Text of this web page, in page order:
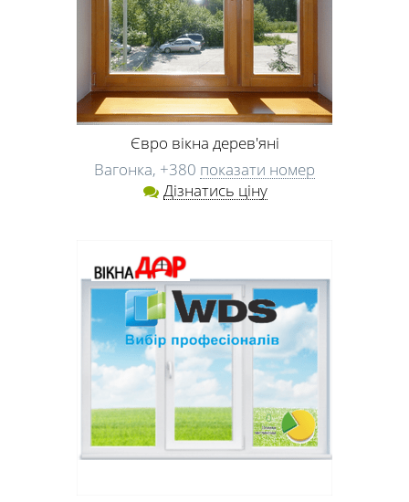
Євро вікна дерев'яні
Вагонка, +380 показати номер
Дізнатись ціну